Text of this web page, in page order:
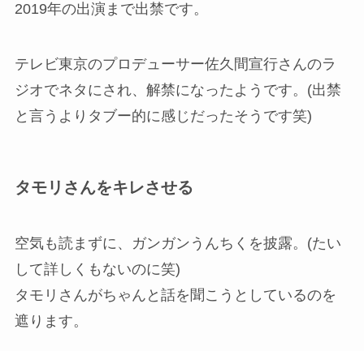
2019年の出演まで出禁です。
テレビ東京のプロデューサー佐久間宣行さんのラ
ジオでネタにされ、解禁になったようです。(出禁
と言うよりタブー的に感じだったそうです笑)
タモリさんをキレさせる
空気も読まずに、ガンガンうんちくを披露。(たい
して詳しくもないのに笑)
タモリさんがちゃんと話を聞こうとしているのを
遮ります。